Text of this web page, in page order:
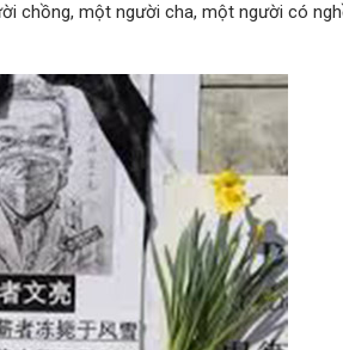
chồng, một người cha, một người có